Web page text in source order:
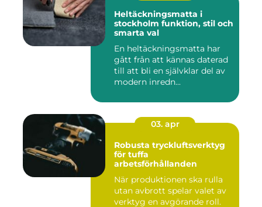
Heltäckningsmatta i
stockholm funktion, stil och
smarta val
En heltäckningsmatta har
gått från att kännas daterad
till att bli en självklar del av
modern inredn...
03. apr
Robusta tryckluftsverktyg
för tuffa
arbetsförhållanden
När produktionen ska rulla
utan avbrott spelar valet av
verktyg en avgörande roll.